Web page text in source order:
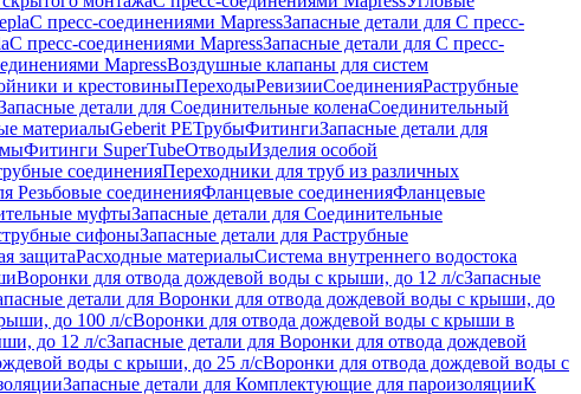
С пресс-соединениями MapressЗапасные детали для С пресс-
С пресс-соединениями MapressЗапасные детали для С пресс-
MapressВоздушные клапаны для систем
и крестовиныПереходыРевизииСоединенияРаструбные
детали для Соединительные коленаСоединительный
материалыGeberit PEТрубыФитингиЗапасные детали для
Фитинги SuperTubeОтводыИзделия особой
соединенияПереходники для труб из различных
Резьбовые соединенияФланцевые соединенияФланцевые
муфтыЗапасные детали для Соединительные
сифоныЗапасные детали для Раструбные
защитаРасходные материалыСистема внутреннего водостока
Воронки для отвода дождевой воды с крыши, до 12 л/сЗапасные
детали для Воронки для отвода дождевой воды с крыши, до
до 100 л/сВоронки для отвода дождевой воды с крыши в
до 12 л/сЗапасные детали для Воронки для отвода дождевой
воды с крыши, до 25 л/сВоронки для отвода дождевой воды с
Запасные детали для Комплектующие для пароизоляцииК